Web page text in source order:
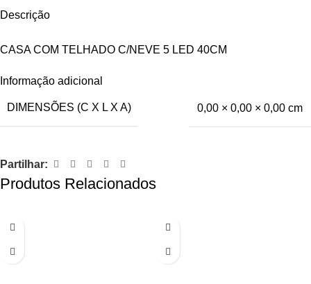
Descrição
CASA COM TELHADO C/NEVE 5 LED 40CM
Informação adicional
DIMENSÕES (C X L X A) 0,00 × 0,00 × 0,00 cm
Partilhar:
Produtos Relacionados